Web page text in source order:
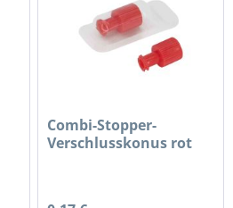
Combi-Stopper-
Verschlusskonus rot